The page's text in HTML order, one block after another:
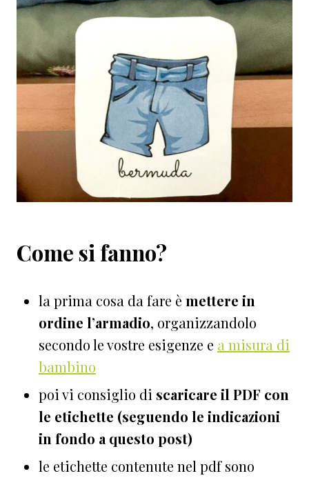
Come si fanno?
la prima cosa da fare è mettere in
ordine l’armadio, organizzandolo
secondo le vostre esigenze e a misura di
bambino
poi vi consiglio di scaricare il PDF con
le etichette (seguendo le indicazioni
in fondo a questo post)
le etichette contenute nel pdf sono